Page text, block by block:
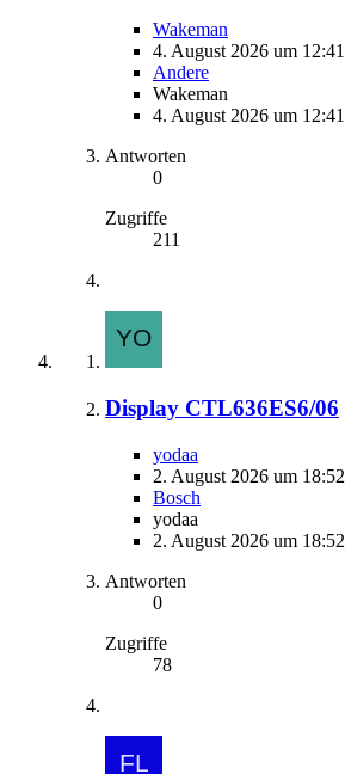
Wakeman
4. August 2026 um 12:41
Andere
Wakeman
4. August 2026 um 12:41
Antworten
0
Zugriffe
211
Display CTL636ES6/06
yodaa
2. August 2026 um 18:52
Bosch
yodaa
2. August 2026 um 18:52
Antworten
0
Zugriffe
78